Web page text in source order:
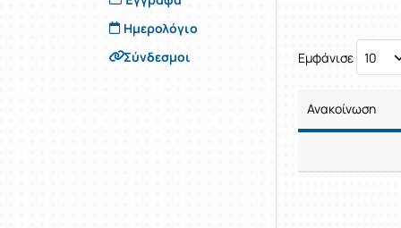
Ημερολόγιο
Σύνδεσμοι
Εμφάνισε
Ανακοίνωση